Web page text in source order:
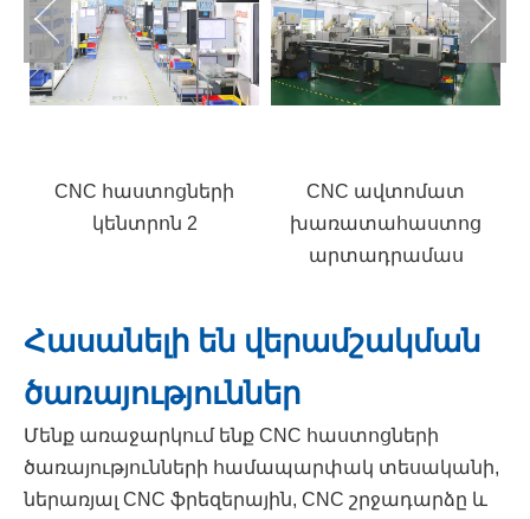
CNC հաստոցների
CNC ավտոմատ
խառատահաստոց
Հասանելի են վերամշակման
ծառայություններ
Մենք առաջարկում ենք CNC հաստոցների
ծառայությունների համապարփակ տեսականի,
ներառյալ CNC ֆրեզերային, CNC շրջադարձը և